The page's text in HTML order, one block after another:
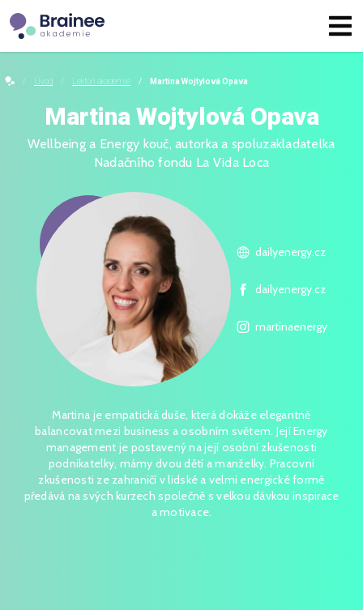
Úvod Lektoři akademie Martina Wojtylová Opava
Martina Wojtylová Opava
Wellbeing a Energy kouč, autorka a spoluzakladatelka
Nadačního fondu La Vida Loca
dailyenergy.cz
dailyenergy.cz
martinaenergy
Martina je empatická duše, která dokáže elegantně
balancovat mezi business a osobním světem. Její Energy
management je postavený na její osobní zkušenosti
podnikatelky, mámy dvou dětí a manželky. Pracovní
zkušenosti ze zahraničí v lidské a velmi energické formě
předává na svých kurzech společně s velkou dávkou inspirace
a motivace.